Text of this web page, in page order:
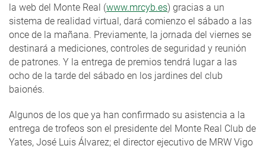
la web del Monte Real (www.mrcyb.es) gracias a un
sistema de realidad virtual, dará comienzo el sábado a las
once de la mañana. Previamente, la jornada del viernes se
destinará a mediciones, controles de seguridad y reunión
de patrones. Y la entrega de premios tendrá lugar a las
ocho de la tarde del sábado en los jardines del club
baionés.
Algunos de los que ya han confirmado su asistencia a la
entrega de trofeos son el presidente del Monte Real Club de
Yates, José Luis Álvarez; el director ejecutivo de MRW Vigo